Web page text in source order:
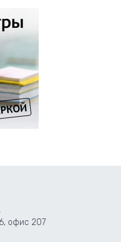
офис 207